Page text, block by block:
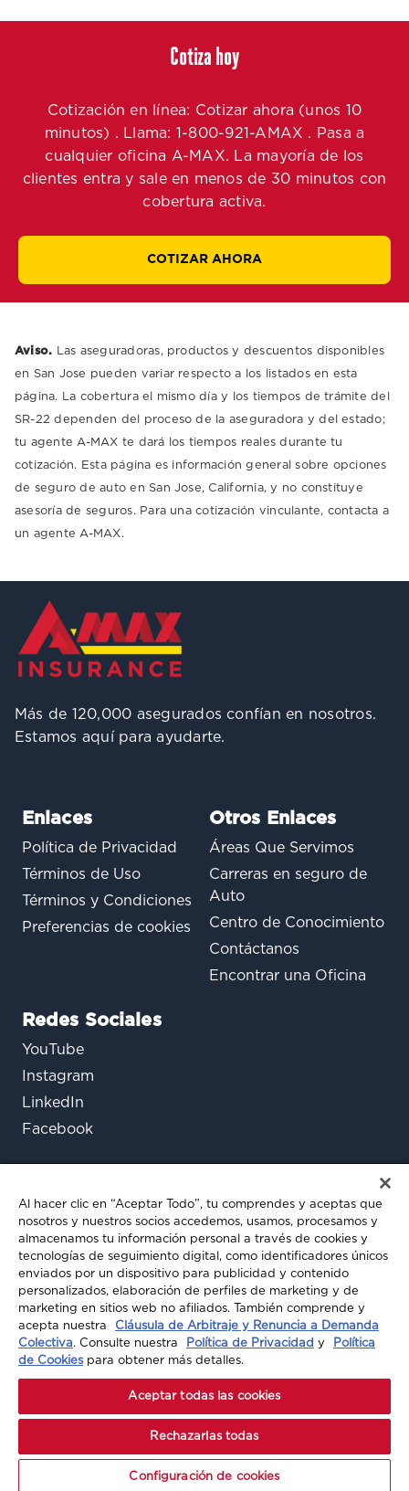
Cotiza hoy
Cotización en línea: Cotizar ahora (unos 10
minutos) . Llama: 1-800-921-AMAX . Pasa a
cualquier oficina A-MAX. La mayoría de los
clientes entra y sale en menos de 30 minutos con
cobertura activa.
COTIZAR AHORA
Aviso. Las aseguradoras, productos y descuentos disponibles
en San Jose pueden variar respecto a los listados en esta
página. La cobertura el mismo día y los tiempos de trámite del
SR-22 dependen del proceso de la aseguradora y del estado;
tu agente A-MAX te dará los tiempos reales durante tu
cotización. Esta página es información general sobre opciones
de seguro de auto en San Jose, California, y no constituye
asesoría de seguros. Para una cotización vinculante, contacta a
un agente A-MAX.
Más de 120,000 asegurados confían en nosotros.
Estamos aquí para ayudarte.
Enlaces
Política de Privacidad
Términos de Uso
Términos y Condiciones
Preferencias de cookies
Otros Enlaces
Áreas Que Servimos
Carreras en seguro de
Auto
Centro de Conocimiento
Contáctanos
Encontrar una Oficina
Redes Sociales
YouTube
Instagram
LinkedIn
Facebook
¿Aún tienes preguntas?
Chatea con nosotros
© 2026 A-MAX INSURANCE. TODOS LOS
DERECHOS RESERVADOS
Al hacer clic en “Aceptar Todo”, tu comprendes y aceptas que
nosotros y nuestros socios accedemos, usamos, procesamos y
almacenamos tu información personal a través de cookies y
tecnologías de seguimiento digital, como identificadores únicos
enviados por un dispositivo para publicidad y contenido
personalizados, elaboración de perfiles de marketing y de
marketing en sitios web no afiliados. También comprende y
acepta nuestra
Cláusula de Arbitraje y Renuncia a Demanda
Colectiva. Consulte nuestra Política de Privacidad y
Política
de Cookiespara obtener más detalles.
Aceptar todas las cookies
Rechazarlas todas
Configuración de cookies